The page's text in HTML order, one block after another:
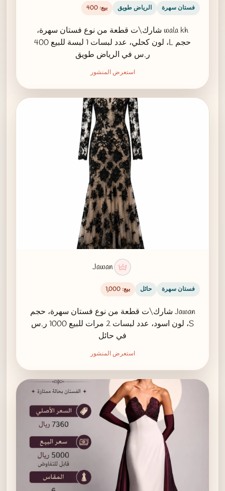
فستان سهرة الرياض طويق بيع: 400
wala kh شارك\ت قطعة من نوع فستان سهرة،
حجم L، لون كحلي، عدد لبسات 1 لبسة للبيع 400
ر.س في الرياض طويق
استعرض المنشور
Jawan
فستان سهرة حائل بيع: 1,000
Jawan شارك\ت قطعة من نوع فستان سهرة، حجم
S، لون اسود، عدد لبسات 2 مرات للبيع 1000 ر.س
في حائل
استعرض المنشور